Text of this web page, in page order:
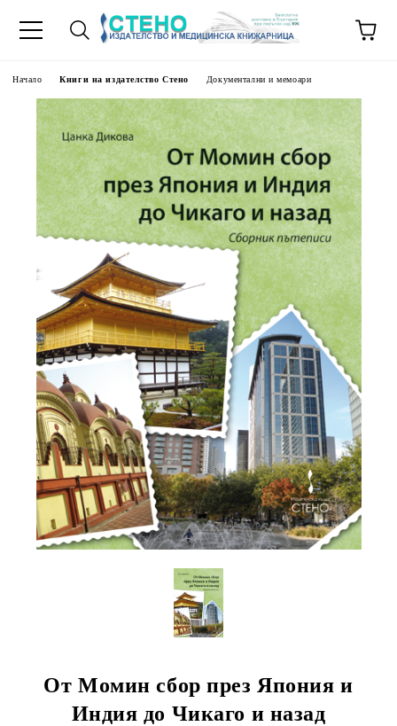
Начало Книги на издателство Стено Документални и мемоари
От Момин сбор през Япония и
Индия до Чикаго и назад